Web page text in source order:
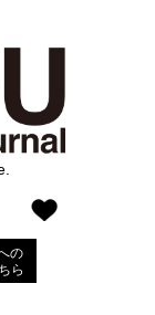
の
ら